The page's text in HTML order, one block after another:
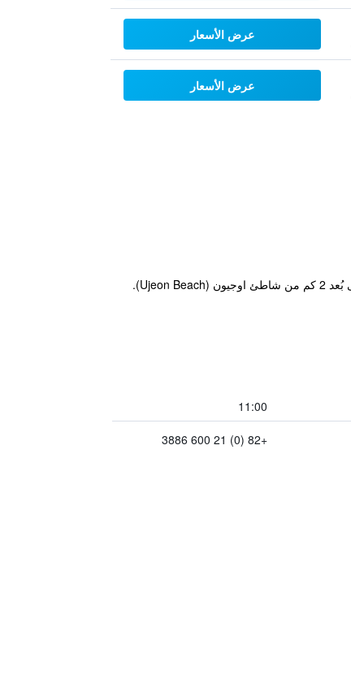
عرض الأسعار
عرض الأسعار
يقع مكان إقامة "Eldorado Resort" المصنف 4 نجوم في Sinan. يتميز مكان الإقامة بأنه مخصص لغير المدخنين، وهو يقع على بُعد 2 كم من شاطئ اوجيون (Ujeon Beach).
11:00
+82 (0) 21 600 3886